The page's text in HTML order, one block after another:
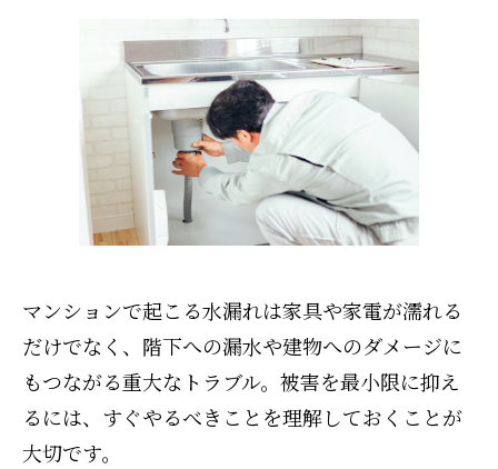
マンションで起こる水漏れは家具や家電が濡れる
だけでなく、階下への漏水や建物へのダメージに
もつながる重大なトラブル。被害を最小限に抑え
るには、すぐやるべきことを理解しておくことが
大切です。